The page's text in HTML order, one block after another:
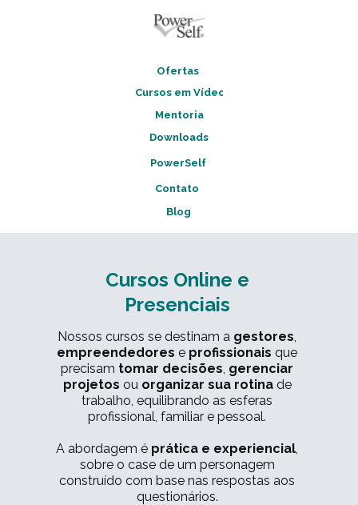
Ofertas
Cursos em Vídeo
Contato
PowerSelf
Downloads
Blog
Mentoria
Cursos Online e
Presenciais
Nossos cursos se destinam a gestores
empreendedores e profissionais que
precisam tomar decisões gerenciar
projetos ou organizar sua rotinade
trabalho, equilibrando as esferas
profissional, familiar e pessoal.
A abordagem é prática e experiencial
sobre o case de um personagem
construído com base nas respostas aos
questionários.